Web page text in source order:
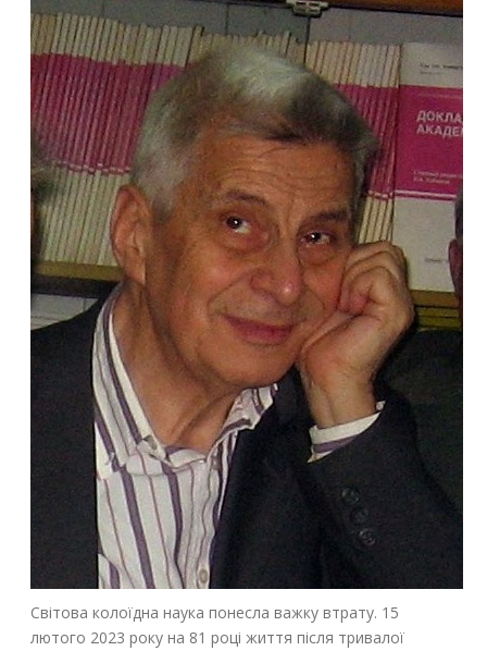
Світова колоїдна наука понесла важку втрату. 15
лютого 2023 року на 81 році життя після тривалої